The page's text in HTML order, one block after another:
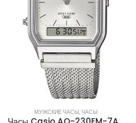
МУЖСКИЕ ЧАСЫ,ЧАСЫ